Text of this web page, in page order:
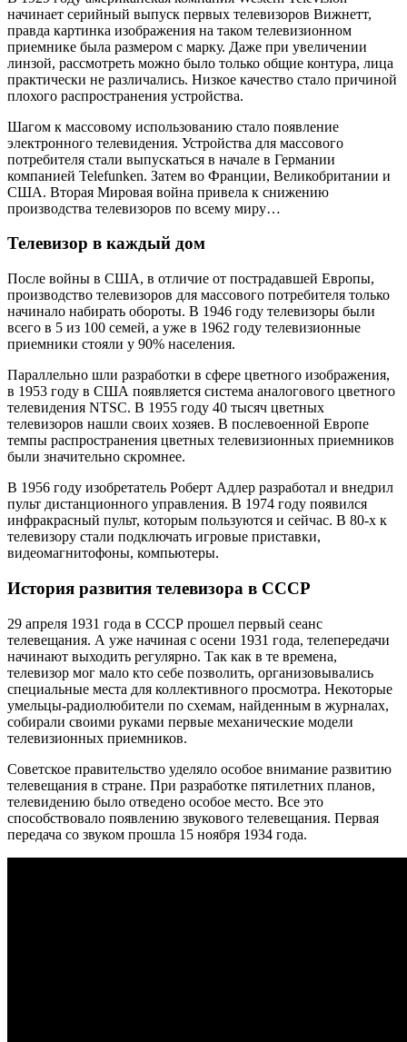
начинает серийный выпуск первых телевизоров Вижнетт,
правда картинка изображения на таком телевизионном
приемнике была размером с марку. Даже при увеличении
линзой, рассмотреть можно было только общие контура, лица
практически не различались. Низкое качество стало причиной
плохого распространения устройства.
Шагом к массовому использованию стало появление
электронного телевидения. Устройства для массового
потребителя стали выпускаться в начале в Германии
компанией Telefunken. Затем во Франции, Великобритании и
США. Вторая Мировая война привела к снижению
производства телевизоров по всему миру…
Телевизор в каждый дом
После войны в США, в отличие от пострадавшей Европы,
производство телевизоров для массового потребителя только
начинало набирать обороты. В 1946 году телевизоры были
всего в 5 из 100 семей, а уже в 1962 году телевизионные
приемники стояли у 90% населения.
Параллельно шли разработки в сфере цветного изображения,
в 1953 году в США появляется система аналогового цветного
телевидения NTSC. В 1955 году 40 тысяч цветных
телевизоров нашли своих хозяев. В послевоенной Европе
темпы распространения цветных телевизионных приемников
были значительно скромнее.
В 1956 году изобретатель Роберт Адлер разработал и внедрил
пульт дистанционного управления. В 1974 году появился
инфракрасный пульт, которым пользуются и сейчас. В 80-х к
телевизору стали подключать игровые приставки,
видеомагнитофоны, компьютеры.
История развития телевизора в СССР
29 апреля 1931 года в СССР прошел первый сеанс
телевещания. А уже начиная с осени 1931 года, телепередачи
начинают выходить регулярно. Так как в те времена,
телевизор мог мало кто себе позволить, организовывались
специальные места для коллективного просмотра. Некоторые
умельцы-радиолюбители по схемам, найденным в журналах,
собирали своими руками первые механические модели
телевизионных приемников.
Советское правительство уделяло особое внимание развитию
телевещания в стране. При разработке пятилетних планов,
телевидению было отведено особое место. Все это
способствовало появлению звукового телевещания. Первая
передача со звуком прошла 15 ноября 1934 года.